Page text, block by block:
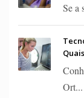
Se a
Ort...